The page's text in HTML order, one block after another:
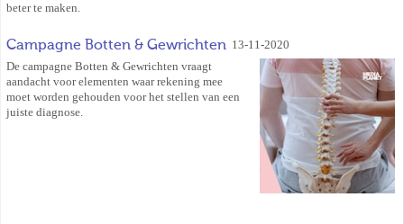
beter te maken.
Campagne Botten & Gewrichten 13-11-2020
De campagne Botten & Gewrichten vraagt
aandacht voor elementen waar rekening mee
moet worden gehouden voor het stellen van een
juiste diagnose.